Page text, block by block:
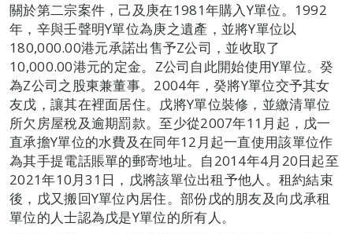
關於第二宗案件，己及庚在1981年購入Y單位。1992
年，辛與壬聲明Y單位為庚之遺產，並將Y單位以
180,000.00港元承諾出售予Z公司，並收取了
10,000.00港元的定金。Z公司自此開始使用Y單位。癸
為Z公司之股東兼董事。2004年，癸將Y單位交予其女
友戊，讓其在裡面居住。戊將Y單位裝修，並繳清單位
所欠房屋稅及逾期罰款。至少從2007年11月起，戊一
直承擔Y單位的水費及在同年12月起一直使用該單位作
為其手提電話賬單的郵寄地址。自2014年4月20日起至
2021年10月31日，戊將該單位出租予他人。租約結束
後，戊又搬回Y單位內居住。部份戊的朋友及向戊承租
單位的人士認為戊是Y單位的所有人。